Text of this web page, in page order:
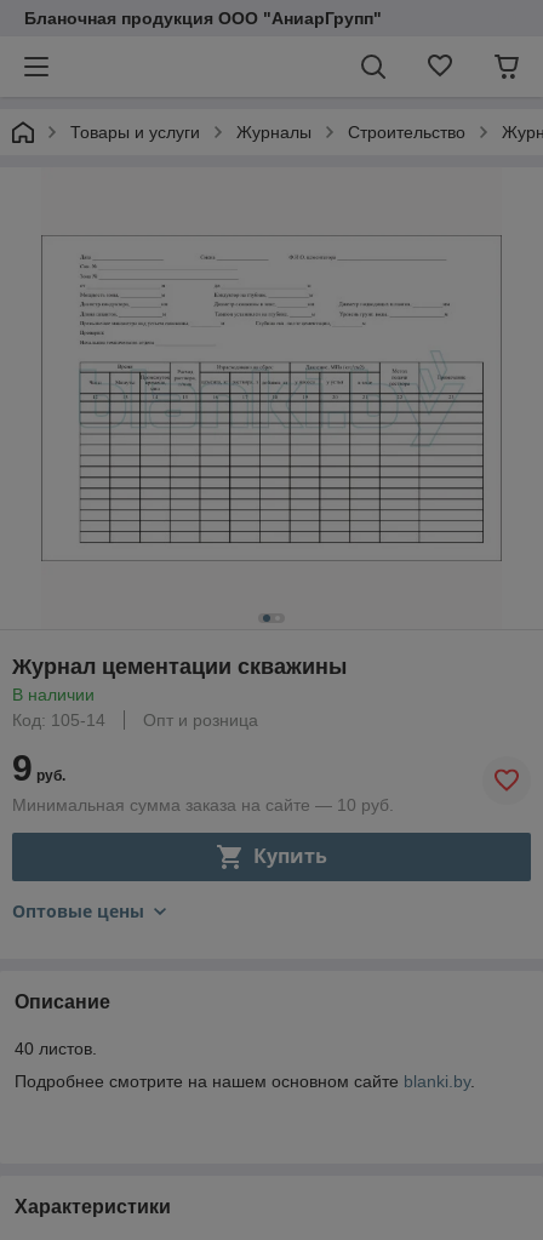
Бланочная продукция ООО "АниарГрупп"
Товары и услуги Журналы Строительство
Журнал цементации скважины
В наличии
Код: 105-14
Опт и розница
9 руб.
Минимальная сумма заказа на сайте — 10 руб.
Купить
Оптовые цены
Описание
40 листов.
Подробнее смотрите на нашем основном сайте blanki.by.
Характеристики